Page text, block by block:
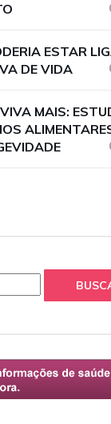
ESTAR
DE VIDA
MAIS: